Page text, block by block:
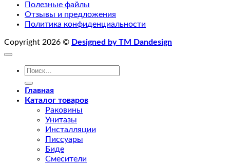
Полезные файлы
Отзывы и предложения
Политика конфиденциальности
Copyright 2026 © Designed by TM Dandesign
Искать:
Главная
Каталог товаров
Раковины
Унитазы
Инсталляции
Писсуары
Биде
Смесители